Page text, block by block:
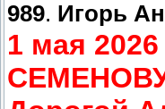
989. Игорь
1 мая
СЕМЕНОВУ